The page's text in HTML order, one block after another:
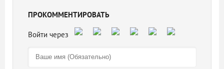
ПРОКОММЕНТИРОВАТЬ